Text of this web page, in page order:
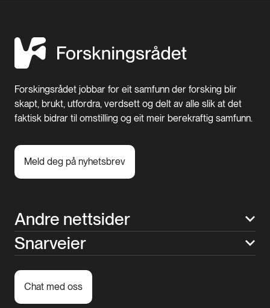
Forskingsrådet jobbar for eit samfunn der forsking blir
skapt, brukt, utfordra, verdsett og delt av alle slik at det
faktisk bidrar til omstilling og eit meir berekraftig samfunn.
Meld deg på nyhetsbrev
Andre nettsider
Snarveier
Chat med oss